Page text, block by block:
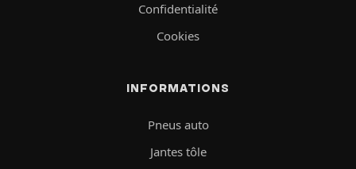
Confidentialité
Cookies
INFORMATIONS
Pneus auto
Jantes tôle